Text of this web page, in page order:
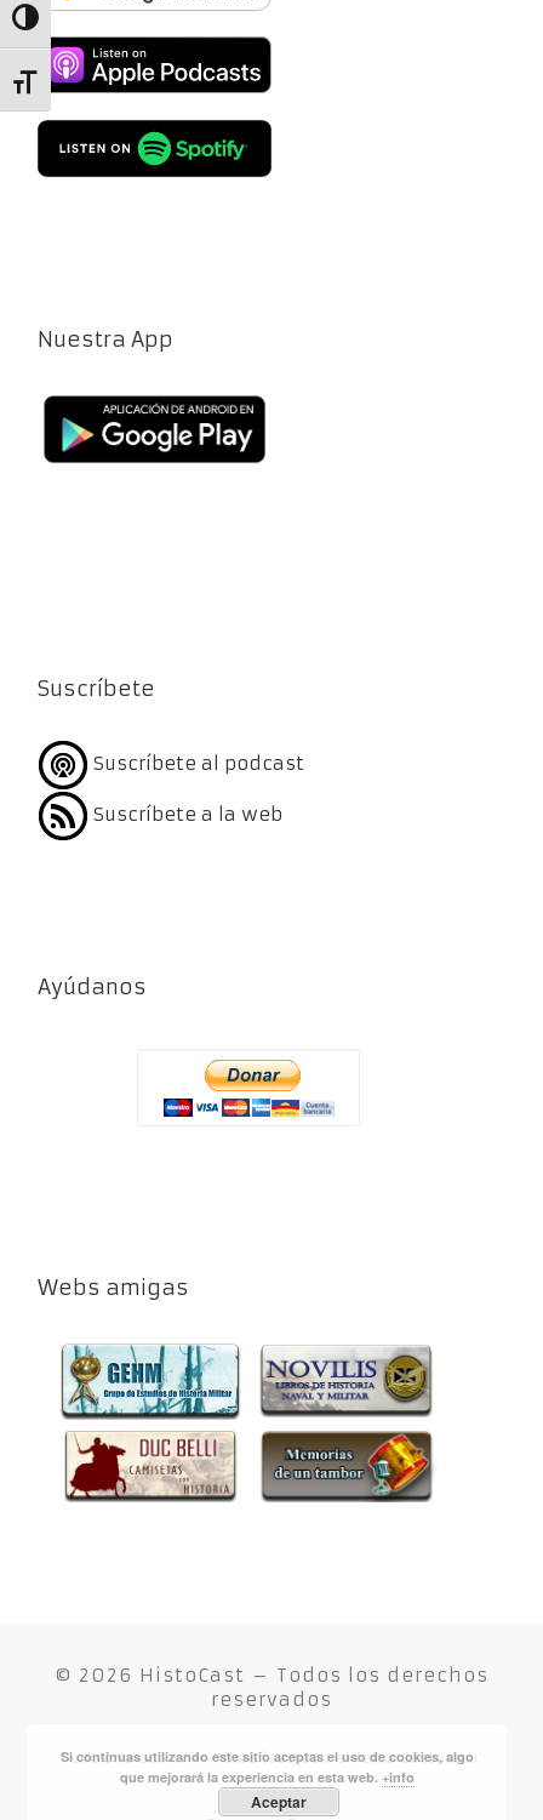
Alternar alto contraste
Alternar tamaño de letra
Nuestra App
Suscríbete
Suscríbete al podcast
Suscríbete a la web
Ayúdanos
Webs amigas
© 2026 HistoCast – Todos los derechos
reservados
Funciona conWP– Diseñado con elTema Customizr
Si continuas utilizando este sitio aceptas el uso de cookies, algo
que mejorará la experiencia en esta web. +info
Aceptar